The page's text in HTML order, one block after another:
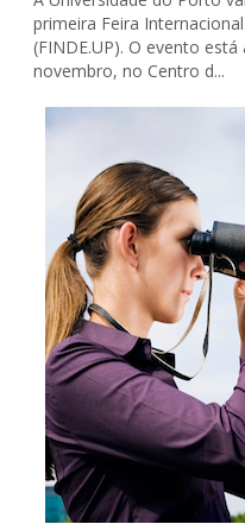
primeira Feira
(FINDE.UP). O evento
novembro, no Centro d...